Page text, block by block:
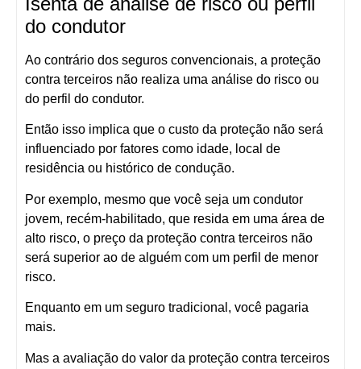
do condutor
Ao contrário dos seguros convencionais, a proteção
contra terceiros não realiza uma análise do risco ou
do perfil do condutor.
Então isso implica que o custo da proteção não será
influenciado por fatores como idade, local de
residência ou histórico de condução.
Por exemplo, mesmo que você seja um condutor
jovem, recém-habilitado, que resida em uma área de
alto risco, o preço da proteção contra terceiros não
será superior ao de alguém com um perfil de menor
risco.
Enquanto em um seguro tradicional, você pagaria
mais.
Mas a avaliação do valor da proteção contra terceiros